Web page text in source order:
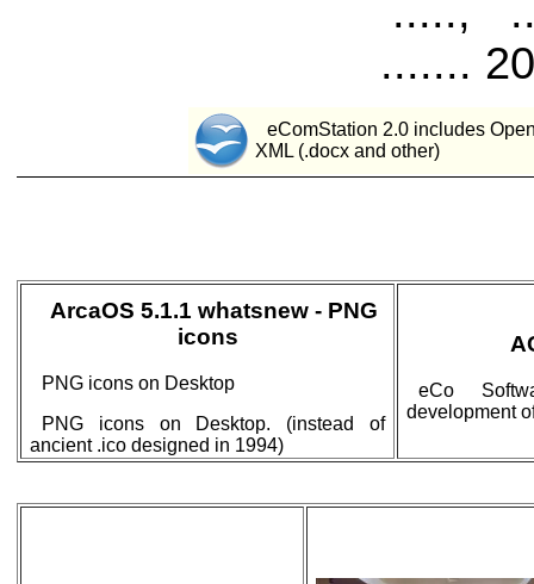
.....,
.......
eComStation 2.0 includes
XML (.docx and other)
ArcaOS 5.1.1 whatsnew - PNG
icons
PNG icons on Desktop
PNG icons on Desktop. (instead of
ancient .ico designed in 1994)
eCo
development